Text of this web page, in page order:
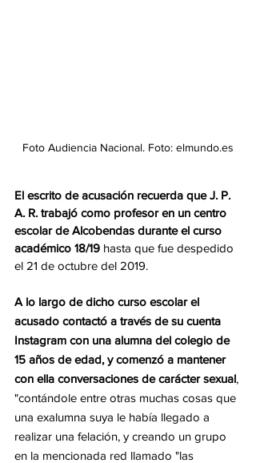
Foto Audiencia Nacional. Foto: elmundo.es
El escrito de acusación recuerda que J. P.
A. R. trabajó como profesor en un centro
escolar de Alcobendas durante el curso
académico 18/19 hasta que fue despedido
el 21 de octubre del 2019.
A lo largo de dicho curso escolar el
acusado contactó a través de su cuenta
Instagram con una alumna del colegio de
15 años de edad, y comenzó a mantener
con ella conversaciones de carácter sexual,
"contándole entre otras muchas cosas que
una exalumna suya le había llegado a
realizar una felación, y creando un grupo
en la mencionada red llamado "las